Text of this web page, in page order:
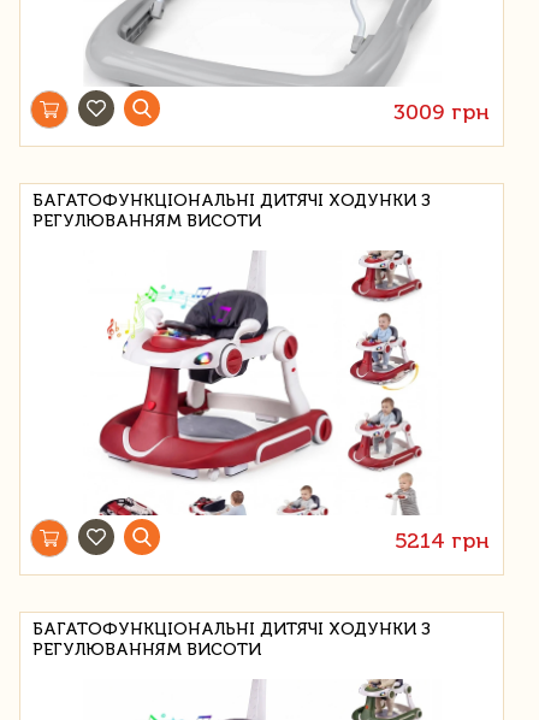
3009 грн
БАГАТОФУНКЦІОНАЛЬНІ ДИТЯЧІ ХОДУНКИ З
РЕГУЛЮВАННЯМ ВИСОТИ
5214 грн
БАГАТОФУНКЦІОНАЛЬНІ ДИТЯЧІ ХОДУНКИ З
РЕГУЛЮВАННЯМ ВИСОТИ